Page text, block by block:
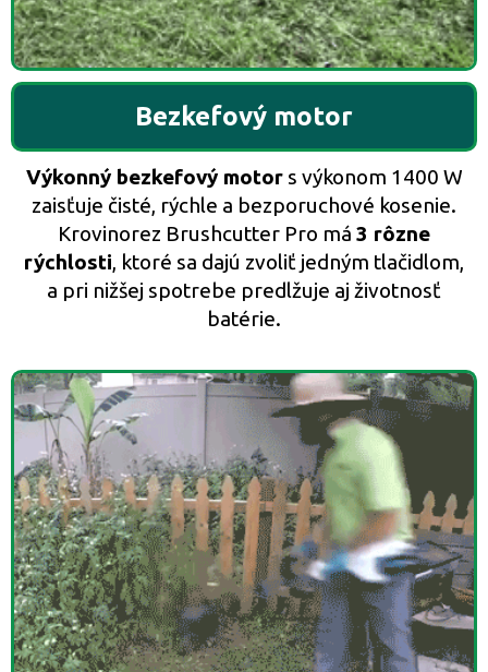
Bezkefový motor
Výkonný bezkefový motors výkonom 1400 W
zaisťuje čisté, rýchle a bezporuchové kosenie.
Krovinorez Brushcutter Pro má 3 rôzne
rýchlosti, ktoré sa dajú zvoliť jedným tlačidlom,
a pri nižšej spotrebe predlžuje aj životnosť
batérie.